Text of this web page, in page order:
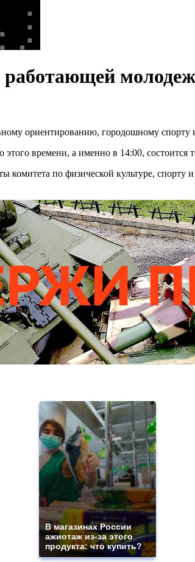
работающей
ориентированию, городошному спорту
времени, а именно в 14:00, состоится
комитета по физической культуре,
В магазинах России
ажиотаж из-за этого
продукта: что купить?